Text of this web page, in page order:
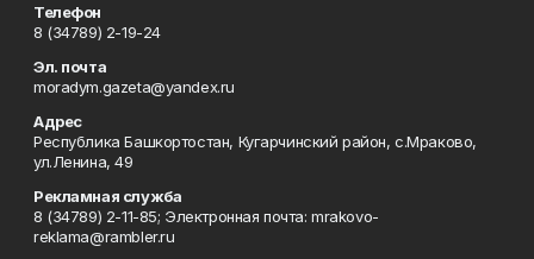
Телефон
8 (34789) 2-19-24
Эл. почта
moradym.gazeta@yandex.ru
Адрес
Республика Башкортостан, Кугарчинский район, с.Мраково,
ул.Ленина, 49
Рекламная служба
8 (34789) 2-11-85; Электронная почта: mrakovo-
reklama@rambler.ru